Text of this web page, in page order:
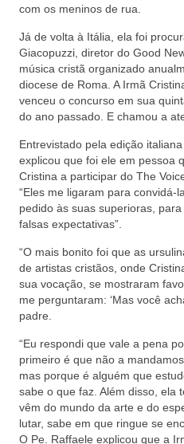
com os meninos de rua.
Já de volta à Itália, ela foi
Giacopuzzi, diretor do Good
música cristã organizado
diocese de Roma. A Irmã
venceu o concurso em sua
do ano passado. E chamou a
Entrevistado pela edição
explicou que foi ele em pessoa
Cristina a participar do The
“Eles me ligaram para convidá-
pedido às suas superioras,
falsas expectativas”.
“O mais bonito foi que as
de artistas cristãos, onde
sua vocação, se mostraram
me perguntaram: ‘Mas você
padre.
“Eu respondi que vale a pena
primeiro é que não a
mas porque é alguém que
sabe o que faz. Além disso, ela
vêm do mundo da arte e do
lutar, sabe em que ringue se
O Pe. Raffaele explicou que a